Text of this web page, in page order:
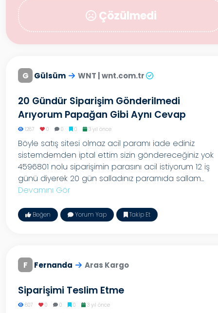
Çözülmedi
G Gülsüm WNT | wnt.com.tr
20 Gündür Siparişim Gönderilmedi
Arıyorum Papağan Gibi Aynı Cevap
1287 0 0 0 3 yıl önce
Böyle satış sitesi olmaz acil paramı iade ediniz
sistemdemden iptal ettim sizin göndereceğiniz yok
4596801 nolu siparişimin parasını acil istiyorum 12 iş
günü diyerek 20 gün salladınız paramıda sallam...
Devamını Gör
Beğen Yorum Yap Takip Et
F Fernanda Aras Kargo
Siparişimi Teslim Etme
807 0 0 0 3 yıl önce